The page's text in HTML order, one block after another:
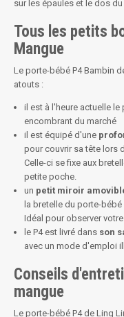
sur les épaules et le dos
Tous les petits
Mangue
Le porte-bébé P4 Bambin
atouts :
il est à l'heure actuelle
encombrant du marché
il est équipé d'une
pour couvrir sa tête lors
Celle-ci se fixe aux
petite poche.
un petit miroir
la bretelle du porte-
Idéal pour observer
le P4 est livré dans son
avec un mode d'emploi
Conseils
mangue
Le porte-bébé P4 de Ling